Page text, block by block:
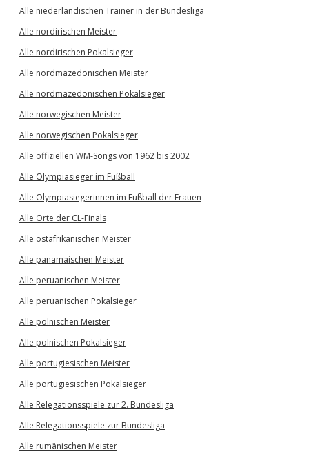
Alle niederländischen Trainer in der Bundesliga
Alle nordirischen Meister
Alle nordirischen Pokalsieger
Alle nordmazedonischen Meister
Alle nordmazedonischen Pokalsieger
Alle norwegischen Meister
Alle norwegischen Pokalsieger
Alle offiziellen WM-Songs von 1962 bis 2002
Alle Olympiasieger im Fußball
Alle Olympiasiegerinnen im Fußball der Frauen
Alle Orte der CL-Finals
Alle ostafrikanischen Meister
Alle panamaischen Meister
Alle peruanischen Meister
Alle peruanischen Pokalsieger
Alle polnischen Meister
Alle polnischen Pokalsieger
Alle portugiesischen Meister
Alle portugiesischen Pokalsieger
Alle Relegationsspiele zur 2. Bundesliga
Alle Relegationsspiele zur Bundesliga
Alle rumänischen Meister